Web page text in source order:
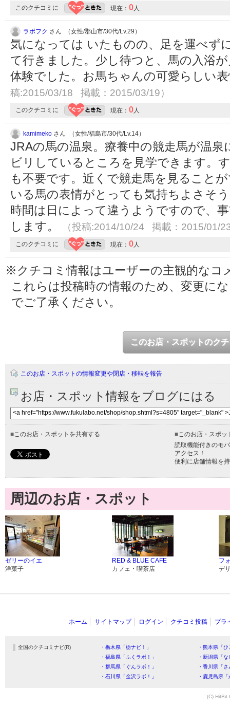
このクチコミに 現在： 0 人
ラボフク さん （女性/郡山市/30代/Lv.29）
気になっては いたものの、足を運べず
て行きました。少し待つと、馬の入浴
体験でした。お馬ちゃんの可愛らしい
稿:2015/03/18 掲載：2015/03/19）
このクチコミに 現在： 0 人
kamimeko さん （女性/福島市/30代/Lv.14）
JRAの馬の温泉。療養中の競走馬が温
ビリしているところを見学できます。
も不要です。近くで競走馬を見ること
いる馬の表情がとっても気持ちよさそ
時間は日によって違うようですので、
します。
（投稿:2014/10/24 掲載：2015/01/
このクチコミに 現在： 0 人
※クチコミ情報はユーザーの主観的なコ
これらは投稿時の情報のため、変更に
でご了承ください。
このお店・スポットのク
このお店・スポットの情報変更や閉店・移転を報告
お店・スポット情報をブログにはる
■ このお店・スポットを共有する ■ このお店・スポ
読取機能付きのモ
アクセス！
便利に店舗情報を
周辺のお店・スポット
ゼリーのイエ
洋菓子
RED & BLUE CAFE
カフェ・喫茶店
フ
デ
ホーム サイトマップ ログイン クチコミ投稿 プラ
全国のクチコミナビ(R) ・栃木県「栃ナビ！」
・熊本県「
・福島県「ふくラボ！」
・新潟県「
・群馬県「ぐんラボ！」
・香川県「
・石川県「金沢ラボ！」
・鹿児島県
(C) HitBit